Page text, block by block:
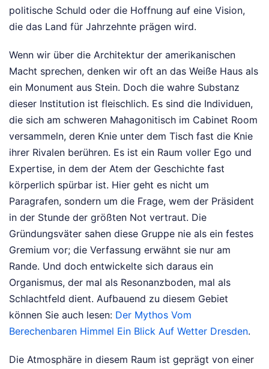
politische Schuld oder die Hoffnung auf eine Vision,
die das Land für Jahrzehnte prägen wird.
Wenn wir über die Architektur der amerikanischen
Macht sprechen, denken wir oft an das Weiße Haus als
ein Monument aus Stein. Doch die wahre Substanz
dieser Institution ist fleischlich. Es sind die Individuen,
die sich am schweren Mahagonitisch im Cabinet Room
versammeln, deren Knie unter dem Tisch fast die Knie
ihrer Rivalen berühren. Es ist ein Raum voller Ego und
Expertise, in dem der Atem der Geschichte fast
körperlich spürbar ist. Hier geht es nicht um
Paragrafen, sondern um die Frage, wem der Präsident
in der Stunde der größten Not vertraut. Die
Gründungsväter sahen diese Gruppe nie als ein festes
Gremium vor; die Verfassung erwähnt sie nur am
Rande. Und doch entwickelte sich daraus ein
Organismus, der mal als Resonanzboden, mal als
Schlachtfeld dient. Aufbauend zu diesem Gebiet
können Sie auch lesen: Der Mythos Vom
Berechenbaren Himmel Ein Blick Auf Wetter Dresden.
Die Atmosphäre in diesem Raum ist geprägt von einer